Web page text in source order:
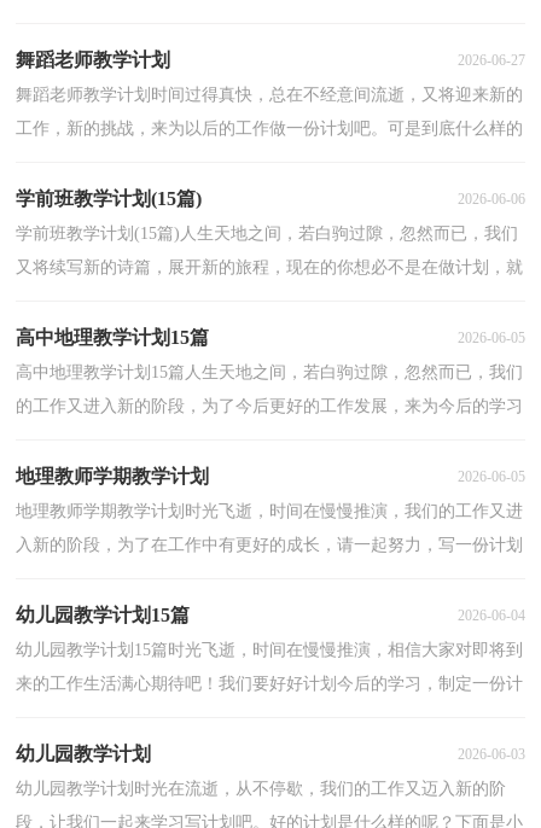
舞蹈老师教学计划 2026-06-27
舞蹈老师教学计划时间过得真快，总在不经意间流逝，又将迎来新的
工作，新的挑战，来为以后的工作做一份计划吧。可是到底什么样的
学前班教学计划(15篇) 2026-06-06
学前班教学计划(15篇)人生天地之间，若白驹过隙，忽然而已，我们
又将续写新的诗篇，展开新的旅程，现在的你想必不是在做计划，就
高中地理教学计划15篇 2026-06-05
高中地理教学计划15篇人生天地之间，若白驹过隙，忽然而已，我们
的工作又进入新的阶段，为了今后更好的工作发展，来为今后的学习
地理教师学期教学计划 2026-06-05
地理教师学期教学计划时光飞逝，时间在慢慢推演，我们的工作又进
入新的阶段，为了在工作中有更好的成长，请一起努力，写一份计划
幼儿园教学计划15篇 2026-06-04
幼儿园教学计划15篇时光飞逝，时间在慢慢推演，相信大家对即将到
来的工作生活满心期待吧！我们要好好计划今后的学习，制定一份计
幼儿园教学计划 2026-06-03
幼儿园教学计划时光在流逝，从不停歇，我们的工作又迈入新的阶
段，让我们一起来学习写计划吧。好的计划是什么样的呢？下面是小